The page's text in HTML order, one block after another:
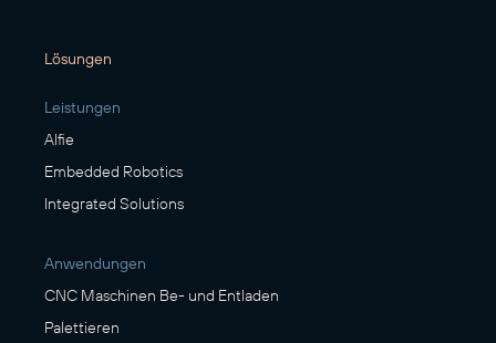
Lösungen
Leistungen
Alfie
Embedded Robotics
Integrated Solutions
Anwendungen
CNC Maschinen Be- und Entladen
Palettieren